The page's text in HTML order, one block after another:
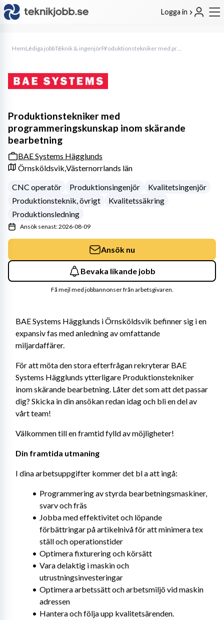
Logga in
HemLediga jobbTeknik & ingenjör Produktionstekniker med programmeringskunskap inom skärande bearbetning
BAE Systems Hägglunds i Örnsköldsvik befinner sig i en
expansiv fas med anledning av omfattande
miljardaffärer.
För att möta den stora efterfrågan rekryterar BAE
Systems Hägglunds ytterligare Produktionstekniker
inom skärande bearbetning. Låter det som att det passar
dig? Skicka in din ansökan redan idag och bli en del av
vårt team!
Välkommen till en framtid fylld av möjligheter!
Din framtida utmaning
I dina arbetsuppgifter kommer det bl a att ingå:
Programmering av styrda bearbetningsmaskiner,
svarv och fräs
Jobba med effektivitet och löpande
förbättringar på artikelnivå för att minimera tex
ställ och operationstider
Optimera fixturering och körsätt
Vara delaktig i maskin och
utrustningsinvesteringar
Optimera arbetssätt och arbetsmiljö vid maskin
adressen
Hantera och följa upp kvalitetsärenden.
Produktionstekniker med
programmeringskunskap inom skärande
bearbetning
BAE Systems Hägglunds
Örnsköldsvik,Västernorrlands län
CNC operatör
Produktionsingenjör
Kvalitetsingenjör
Produktionsteknik, övrigt
Kvalitetssäkring
Produktionsledning
Ansök senast: 2026-08-09
Ansök nu
Bevaka likande jobb
Få mejl med jobbannonser från arbetsgivaren.